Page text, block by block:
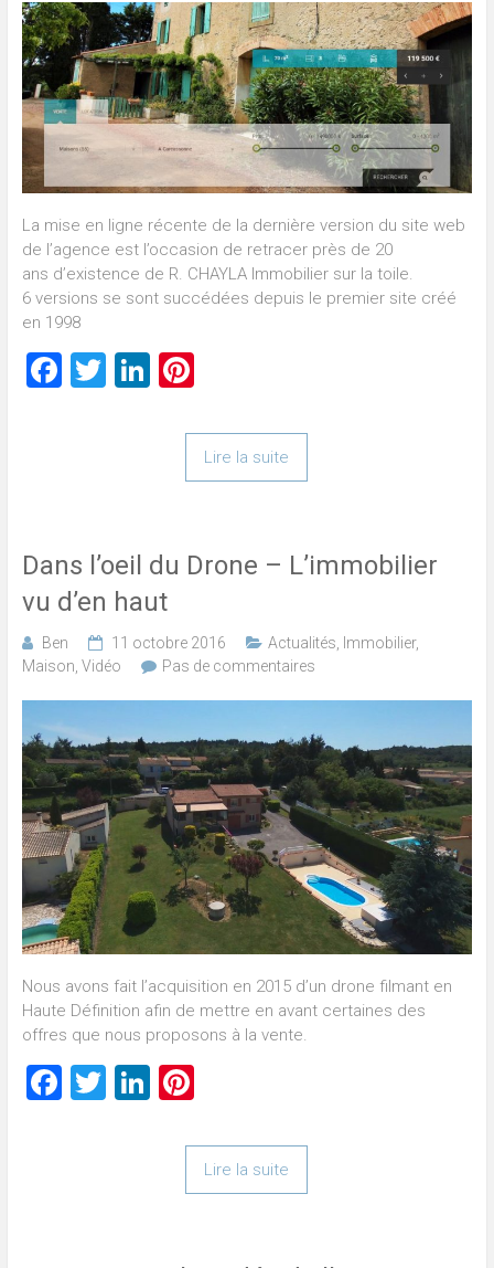
La mise en ligne récente de la dernière version du site web
de l’agence est l’occasion de retracer près de 20
ans d’existence de R. CHAYLA Immobilier sur la toile.
6 versions se sont succédées depuis le premier site créé
en 1998
Facebook
TwitterLinkedIn
Pinterest
Lire la suite
Dans l’oeil du Drone – L’immobilier
vu d’en haut
Ben 11 octobre 2016 Actualités Immobilier,
Maison Vidéo Pas de commentaires
Nous avons fait l’acquisition en 2015 d’un drone filmant en
Haute Définition afin de mettre en avant certaines des
offres que nous proposons à la vente.
Facebook
TwitterLinkedIn
Lire la suite